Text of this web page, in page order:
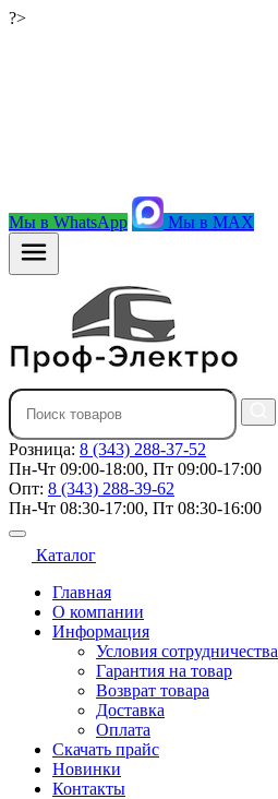
?>
Мы в WhatsApp Мы в MAX
Розница: 8 (343) 288-37-52
Пн-Чт 09:00-18:00, Пт 09:00-17:00
Опт: 8 (343) 288-39-62
Пн-Чт 08:30-17:00, Пт 08:30-16:00
Каталог
Главная
О компании
Информация
Условия сотрудничества
Гарантия на товар
Возврат товара
Доставка
Оплата
Скачать прайс
Новинки
Контакты